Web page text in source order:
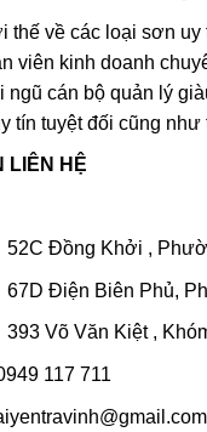
thế về các loại sơn
viên kinh doanh
ngũ cán bộ quản lý
tín tuyệt đối cũng
LIÊN HỆ
52C Đồng Khởi ,
67D Điện Biên Phủ,
393 Võ Văn Kiệt ,
117 711